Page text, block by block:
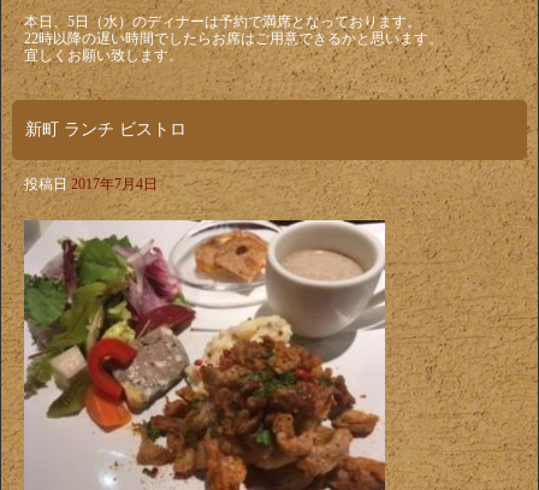
本日、5日（水）のディナーは予約で満席となっております。
22時以降の遅い時間でしたらお席はご用意できるかと思います。
宜しくお願い致します。
新町 ランチ ビストロ
投稿日 2017年7月4日